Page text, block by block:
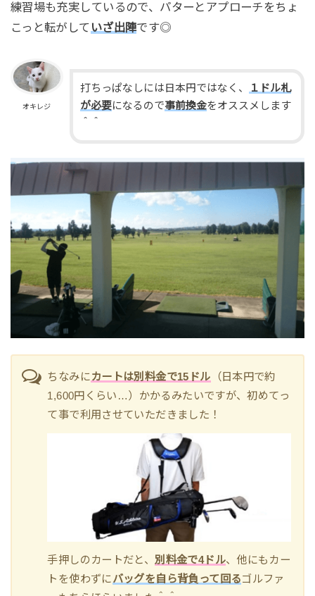
練習場も充実しているので、パターとアプローチをちょ
こっと転がして いざ出陣です◎
オキレジ
打ちっぱなしには日本円ではなく、
１ドル札
が必要になるので事前換金をオススメします
ちなみにカートは別料金で15ドル （日本円で約
1,600円くらい…）かかるみたいですが、初めてっ
て事で利用させていただきました！
手押しのカートだと、 別料金で4ドル、他にもカー
トを使わずにバッグを自ら背負って回るゴルファ